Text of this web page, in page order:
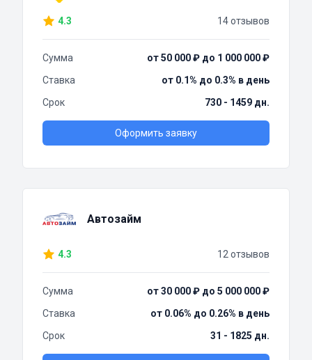
4.3 14 отзывов
Сумма
от 50 000 ₽ до 1 000 000 ₽
Ставка
от 0.1% до 0.3% в день
Срок
730 - 1459 дн.
Оформить заявку
Автозайм
4.3 12 отзывов
Сумма
от 30 000 ₽ до 5 000 000 ₽
Ставка
от 0.06% до 0.26% в день
Срок
31 - 1825 дн.